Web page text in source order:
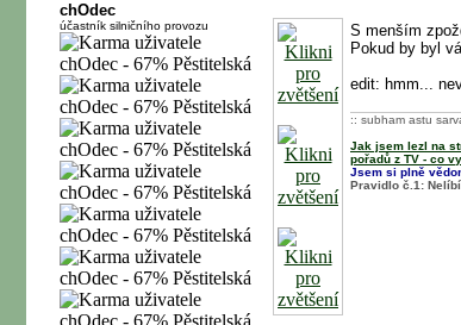
chOdec
účastník silničního provozu
S menším
Pokud by byl
edit: hmm...
:: subham astu
Jak jsem lezl na
pořadů z TV - co
Jsem si plně
Pravidlo č.1: